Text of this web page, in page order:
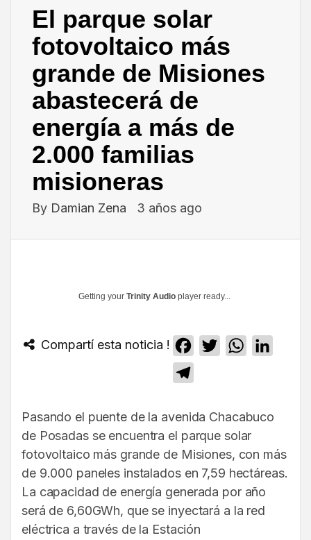
El parque solar
fotovoltaico más
grande de Misiones
abastecerá de
energía a más de
2.000 familias
misioneras
By Damian Zena 3 años ago
Getting your Trinity Audio player ready...
Compartí esta noticia ! Facebook
TwitterWhatsApp
Pasando el puente de la avenida Chacabuco
de Posadas se encuentra el parque solar
fotovoltaico más grande de Misiones, con más
de 9.000 paneles instalados en 7,59 hectáreas.
La capacidad de energía generada por año
será de 6,60GWh, que se inyectará a la red
eléctrica a través de la Estación